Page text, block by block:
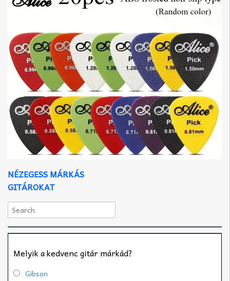
NÉZEGESS MÁRKÁS
GITÁROKAT
Melyik a kedvenc gitár márkád?
Gibson